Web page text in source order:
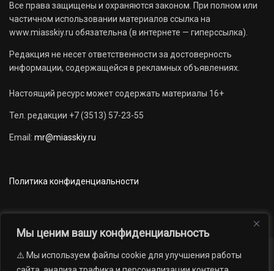
Мы ценим вашу конфиденциальность
⚠️ Мы используем файлы cookie для улучшения работы
Все права защищены и охраняются законом. При полном или
частичном использовании материалов ссылка на
www.miasskiy.ru обязательна (в интернете — гиперссылка).
Редакция не несет ответственности за достоверность
информации, содержащейся в рекламных объявлениях.
Настоящий ресурс может содержать материалы 16+
Тел. редакции +7 (3513) 57-23-55
Email: mr@miasskiy.ru
Политика конфиденциальности
Новости Наши проекты
Официально